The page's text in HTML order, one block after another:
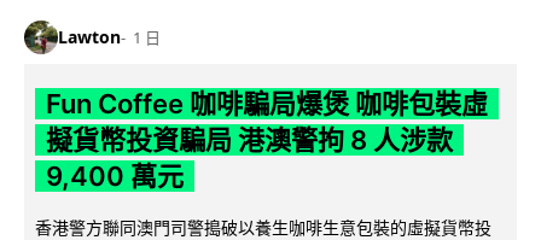
Lawton 1 日
Fun Coffee 咖啡騙局爆煲 咖啡包裝虛
擬貨幣投資騙局 港澳警拘 8 人涉款
9,400 萬元
香港警方聯同澳門司警搗破以養生咖啡生意包裝的虛擬貨幣投